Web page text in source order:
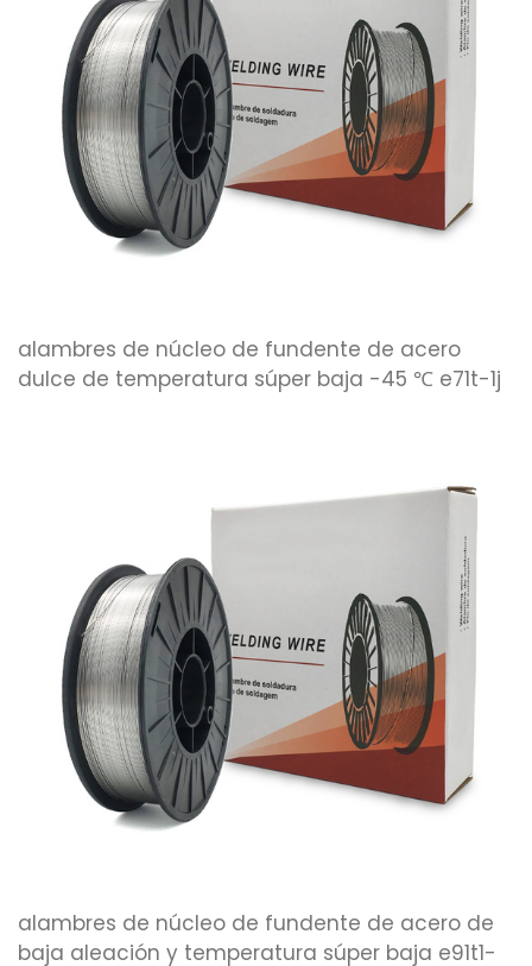
alambres de núcleo de fundente de acero
dulce de temperatura súper baja -45 ℃ e71t-1j
alambres de núcleo de fundente de acero de
baja aleación y temperatura súper baja e91t1-